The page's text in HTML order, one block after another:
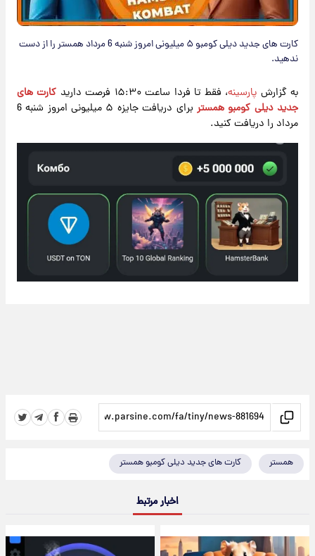
کارت های جدید دیلی کومبو ۵ میلیونی امروز شنبه 6 مرداد همستر را از دست
ندهید.
به گزارش پارسینه، فقط تا فردا ساعت ۱۵:۳۰ فرصت دارید
کارت های
جدید دیلی کومبو همستر
برای دریافت جایزه ۵ میلیونی امروز شنبه 6
مرداد را دریافت کنید.
همستر کارت های جدید دیلی کومبو همستر
اخبار مرتبط